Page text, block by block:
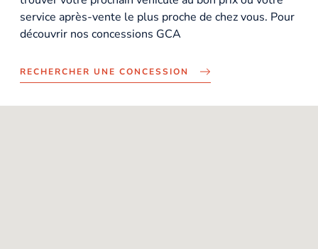
service après-vente le plus proche de chez vous. Pour
découvrir nos concessions GCA
RECHERCHER UNE CONCESSION